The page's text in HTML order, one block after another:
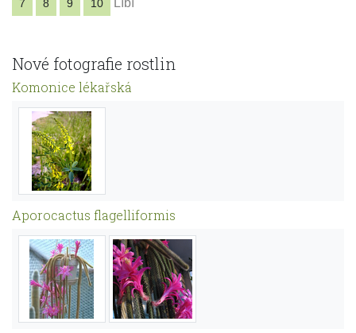
7
8 9 10
Nové fotografie rostlin
Komonice lékařská
Aporocactus flagelliformis